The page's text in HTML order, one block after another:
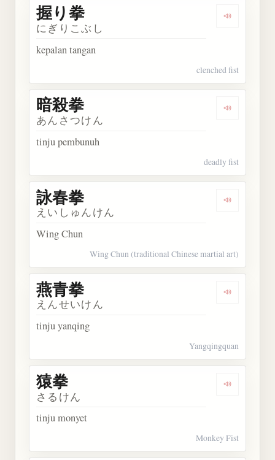
Dengarkan
握り拳
にぎりこぶし
kepalan tangan
clenched fist
Dengarkan
暗殺拳
あんさつけん
tinju pembunuh
deadly fist
Dengarkan
詠春拳
えいしゅんけん
Wing Chun
Wing Chun (traditional Chinese martial art)
Dengarkan
燕青拳
えんせいけん
tinju yanqing
Yangqingquan
Dengarkan
猿拳
さるけん
tinju monyet
Monkey Fist